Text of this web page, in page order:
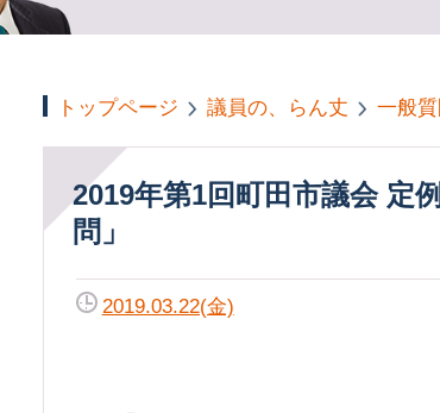
トップページ 議員の、らん丈 一般質
2019年第1回町田市議会 定例会「一般質
問」
2019.03.22(金)